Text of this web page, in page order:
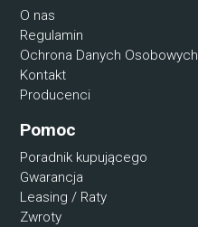
O nas
Regulamin
Ochrona Danych Osobowych
Kontakt
Producenci
Pomoc
Poradnik kupującego
Gwarancja
Leasing / Raty
Zwroty